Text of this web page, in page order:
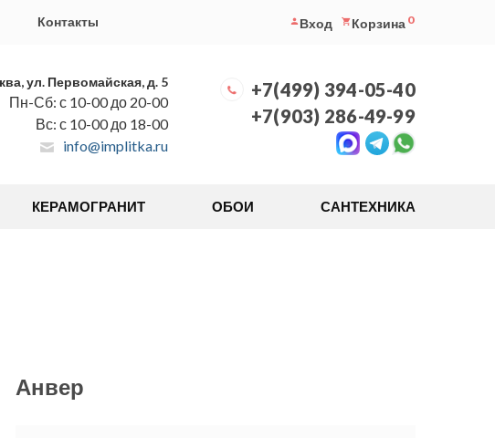
Контакты Вход Корзина 0
ул. Первомайская, д. 5
Пн-Сб: с 10-00 до 20-00
Вс: с 10-00 до 18-00
info@implitka.ru
+7(499) 394-05-40
+7(903) 286-49-99
КЕРАМОГРАНИТ ОБОИ САНТЕХНИКА
Анвер